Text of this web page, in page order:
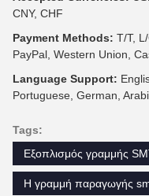
CNY, CHF
Payment Methods: T/T,
PayPal, Western Union,
Language Support:
Portuguese, German,
Tags:
Εξοπλισμός γραμμής
Η γραμμή παραγωγής